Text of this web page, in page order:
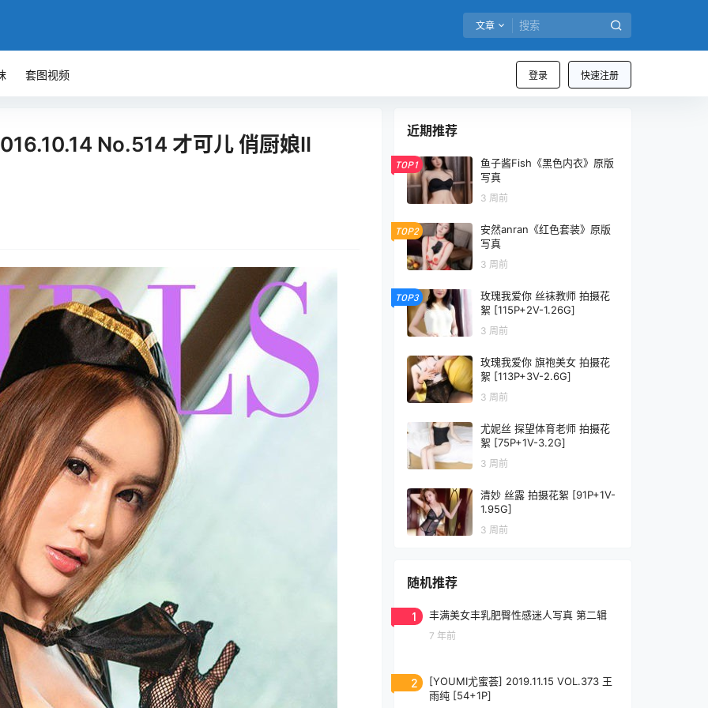
文章
登录 快速注册
套图视频
No.514 才可儿 俏厨娘II
近期推荐
TOP1
鱼子酱Fish《黑色内衣》原版
写真
3 周前
TOP2
安然anran《红色套装》原版
写真
3 周前
TOP3
玫瑰我爱你 丝袜教师 拍摄花
絮 [115P+2V-1.26G]
3 周前
玫瑰我爱你 旗袍美女 拍摄花
絮 [113P+3V-2.6G]
3 周前
尤妮丝 探望体育老师 拍摄花
絮 [75P+1V-3.2G]
3 周前
清妙 丝露 拍摄花絮 [91P+1V-
1.95G]
3 周前
随机推荐
1 丰满美女丰乳肥臀性感迷人写真 第二辑
7 年前
2
[YOUMI尤蜜荟] 2019.11.15 VOL.373 王
雨纯 [54+1P]